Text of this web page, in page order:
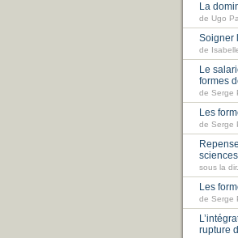
La
de Ugo
Soigner
de
Le
formes
de Serge
Les
de Serge
sous la
Les
de Serge
rupture